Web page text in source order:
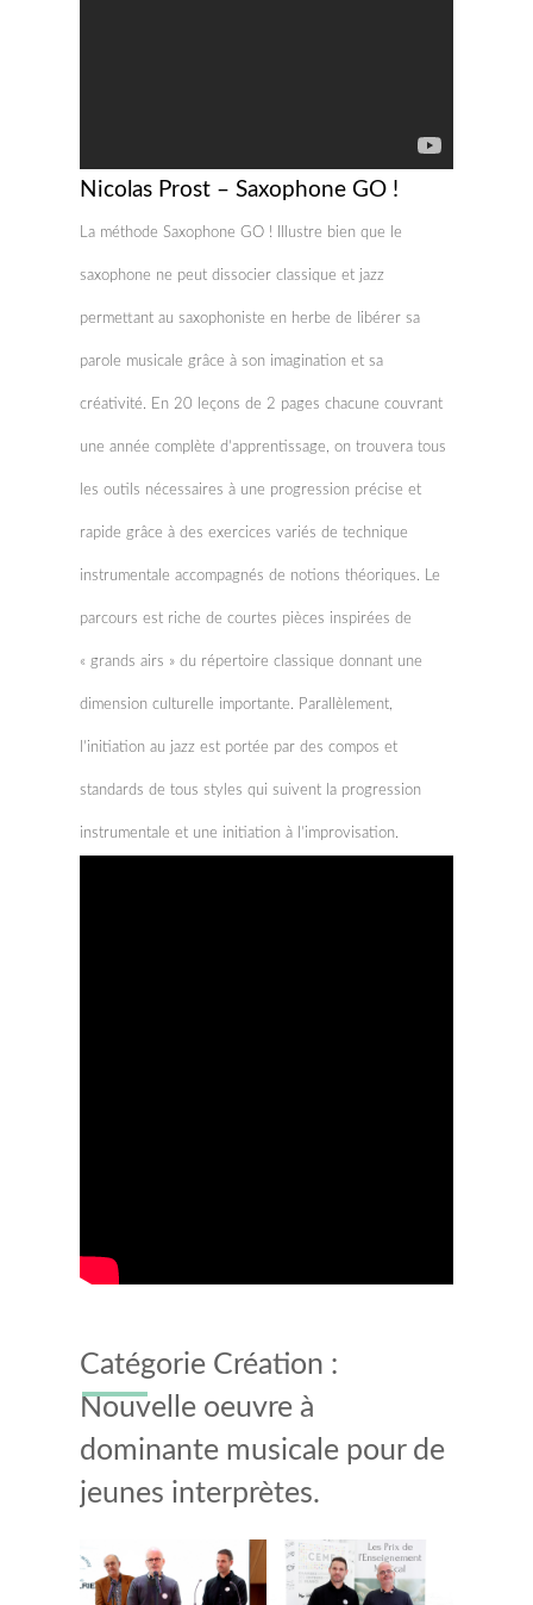
Nicolas Prost – Saxophone GO !
La méthode Saxophone GO ! Illustre bien que le
saxophone ne peut dissocier classique et jazz
permettant au saxophoniste en herbe de libérer sa
parole musicale grâce à son imagination et sa
créativité. En 20 leçons de 2 pages chacune couvrant
une année complète d’apprentissage, on trouvera tous
les outils nécessaires à une progression précise et
rapide grâce à des exercices variés de technique
instrumentale accompagnés de notions théoriques. Le
parcours est riche de courtes pièces inspirées de
« grands airs » du répertoire classique donnant une
dimension culturelle importante. Parallèlement,
l’initiation au jazz est portée par des compos et
standards de tous styles qui suivent la progression
instrumentale et une initiation à l’improvisation.
Catégorie Création :
Nouvelle oeuvre à
dominante musicale pour de
jeunes interprètes.